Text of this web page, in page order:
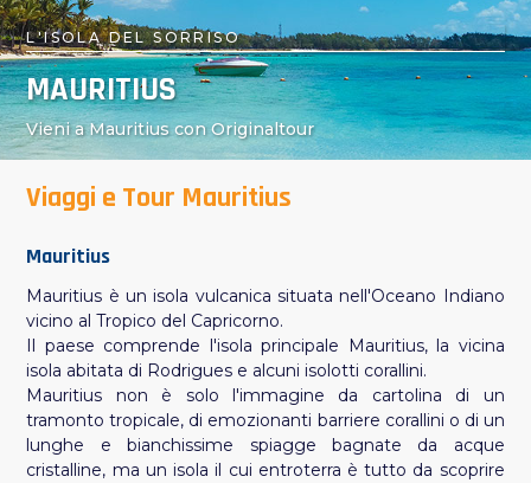
L'ISOLA DEL SORRISO
MAURITIUS
Vieni a Mauritius con Originaltour
Viaggi e Tour Mauritius
Mauritius
Mauritius è un isola vulcanica situata nell'Oceano Indiano
vicino al Tropico del Capricorno.
Il paese comprende l'isola principale Mauritius, la vicina
isola abitata di Rodrigues e alcuni isolotti corallini.
Mauritius non è solo l'immagine da cartolina di un
tramonto tropicale, di emozionanti barriere corallini o di un
lunghe e bianchissime spiagge bagnate da acque
cristalline, ma un isola il cui entroterra è tutto da scoprire